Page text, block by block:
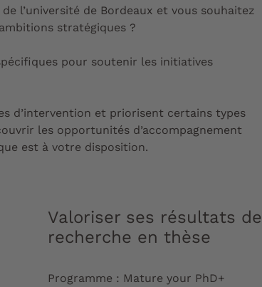
l’université de Bordeaux et vous souhaitez
stratégiques ?
pour soutenir les initiatives
d’intervention et priorisent certains types
les opportunités d’accompagnement
est à votre disposition.
Valoriser ses résultats de
recherche en thèse
Programme : Mature your PhD+